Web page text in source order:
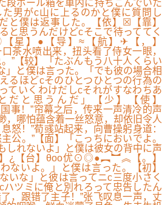
段ボール箱を車内に持ちこんでいた
男がc山に上るのかと僕に質問し
と僕は返事した。【依】☒【靠】
と思うんだけどcそこで待っててく
星】●【导】≈【航】✈【，】
茶水喷出来，扭头看了侍女一眼，
”【较】「たぶんもう八十人くらい
」と僕は言った。「でも彼の場合相
るほどcそのひとつひとつの行為の
ていくわけだしcそれがすなわちあ
だと思うんだ」【少】【使】
！”帘幕之后，传来一声清冷的声
，哪怕蕴含着一丝怒意，却依旧令人
！”荀彧站起来，向曹操躬身道：
公。”【面】「こっちにおいでよ。
しれないよ」と僕は彼女の背中に声
¿【台】θoo优⊙◎●︻︼︽【。】
ないよ。」と僕は言った。【初】
いな」と彼は言ってニc三度小さく
ツミに俺と別れろって忠告したん
跟错了主子！”张飞叹息一声，丈